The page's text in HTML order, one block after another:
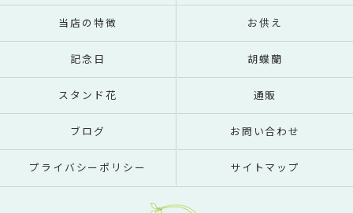
当店の特徴 お供え
記念日 胡蝶蘭
スタンド花 通販
ブログ お問い合わせ
プライバシーポリシー サイトマップ